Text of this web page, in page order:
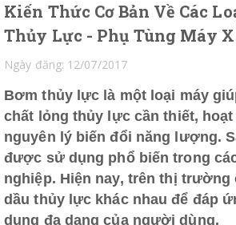
Kiến Thức Cơ Bản Về Các
Thủy Lực - Phụ Tùng Máy
Ngày đăng: 12/07/2017
Bơm thủy lực là một loại máy
chất lỏng thủy lực cần thiết,
nguyên lý biến đổi năng lượng.
được sử dụng phổ biến trong
nghiệp. Hiện nay, trên thị trường
dầu thủy lực khác nhau để đáp
dụng đa dạng của người dùng.